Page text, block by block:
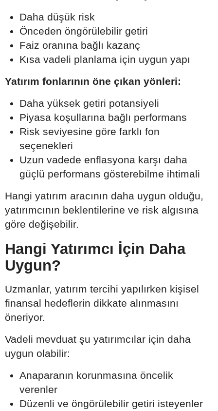
Daha düşük risk
Önceden öngörülebilir getiri
Faiz oranına bağlı kazanç
Kısa vadeli planlama için uygun yapı
Yatırım fonlarının öne çıkan yönleri:
Daha yüksek getiri potansiyeli
Piyasa koşullarına bağlı performans
Risk seviyesine göre farklı fon
seçenekleri
Uzun vadede enflasyona karşı daha
güçlü performans gösterebilme ihtimali
Hangi yatırım aracının daha uygun olduğu,
yatırımcının beklentilerine ve risk algısına
göre değişebilir.
Hangi Yatırımcı İçin Daha
Uygun?
Uzmanlar, yatırım tercihi yapılırken kişisel
finansal hedeflerin dikkate alınmasını
öneriyor.
Vadeli mevduat şu yatırımcılar için daha
uygun olabilir:
Anaparanın korunmasına öncelik
verenler
Düzenli ve öngörülebilir getiri isteyenler